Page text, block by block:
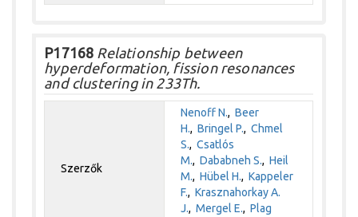
P17168 Relationship between
hyperdeformation, fission resonances
and clustering in 233Th.
Szerzők
Nenoff N.,Beer
H.,Bringel P.,Chmel
S.,Csatlós
M.,Dababneh S.,Heil
M.,Hübel H.,Kappeler
F.,Krasznahorkay A.
J.,Mergel E.,Plag